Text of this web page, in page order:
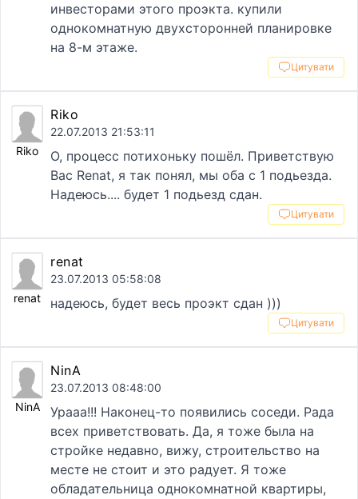
инвесторами этого проэкта. купили
однокомнатную двухсторонней планировке
на 8-м этаже.
Цитувати
Riko
Riko
22.07.2013 21:53:11
О, процесс потихоньку пошёл. Приветствую
Вас Renat, я так понял, мы оба с 1 подьезда.
Надеюсь.... будет 1 подьезд сдан.
Цитувати
renat
renat
23.07.2013 05:58:08
надеюсь, будет весь проэкт сдан )))
Цитувати
NinA
NinA
23.07.2013 08:48:00
Урааа!!! Наконец-то появились соседи. Рада
всех приветствовать. Да, я тоже была на
стройке недавно, вижу, строительство на
месте не стоит и это радует. Я тоже
обладательница однокомнатной квартиры,